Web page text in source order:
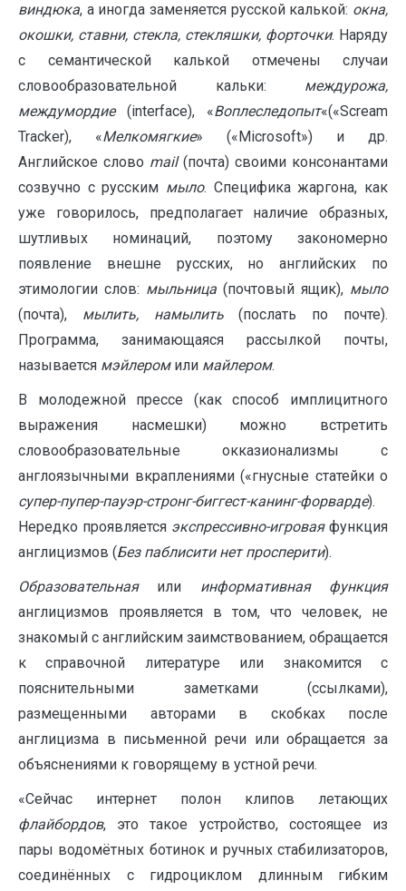
виндюка, а иногда заменяется русской калькой: окна,
окошки, ставни, стекла, стекляшки, форточки. Наряду
с семантической калькой отмечены случаи
словообразовательной кальки: междурожа,
междумордие(interface), «Воплеследопыт«(«Scream
Tracker), «Мелкомягкие» («Microsoft») и др.
Английское слово mail(почта) своими консонантами
созвучно с русским мыло. Специфика жаргона, как
уже говорилось, предполагает наличие образных,
шутливых номинаций, поэтому закономерно
появление внешне русских, но английских по
этимологии слов: мыльница (почтовый ящик), мыло
(почта), мылить, намылить(послать по почте).
Программа, занимающаяся рассылкой почты,
называется мэйлеромили майлером.
В молодежной прессе (как способ имплицитного
выражения насмешки) можно встретить
словообразовательные окказионализмы с
англоязычными вкраплениями («гнусные статейки о
супер-пупер-пауэр-стронг-биггест-канинг-форварде).
Нередко проявляется экспрессивно-игроваяфункция
англицизмов (Без паблисити нет просперити).
Образовательнаяили информативная функция
англицизмов проявляется в том, что человек, не
знакомый с английским заимствованием, обращается
к справочной литературе или знакомится с
пояснительными заметками (ссылками),
размещенными авторами в скобках после
англицизма в письменной речи или обращается за
объяснениями к говорящему в устной речи.
«Сейчас интернет полон клипов летающих
флайбордов, это такое устройство, состоящее из
пары водомётных ботинок и ручных стабилизаторов,
соединённых с гидроциклом длинным гибким